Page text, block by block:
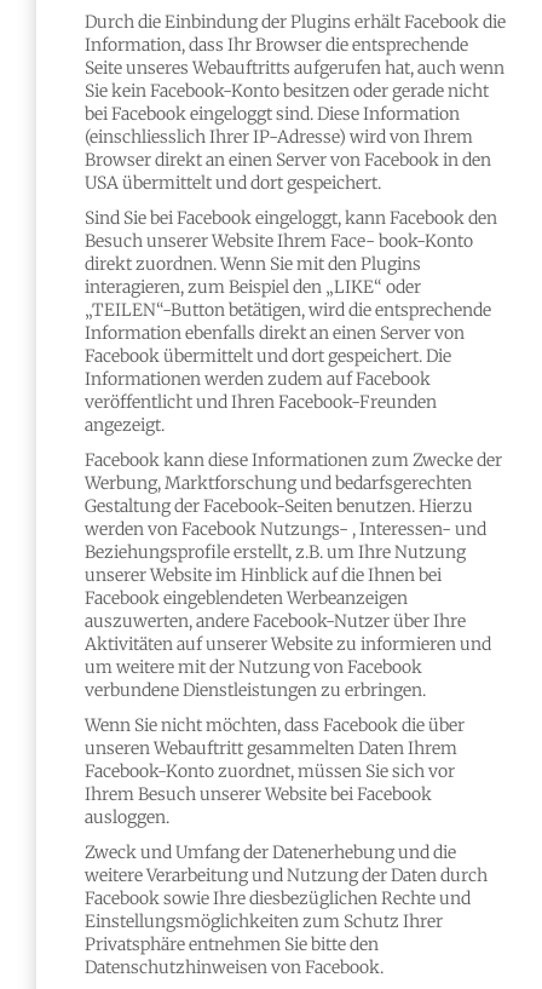
Durch die Einbindung der Plugins erhält Facebook die
Information, dass Ihr Browser die entsprechende
Seite unseres Webauftritts aufgerufen hat, auch wenn
Sie kein Facebook-Konto besitzen oder gerade nicht
bei Facebook eingeloggt sind. Diese Information
(einschliesslich Ihrer IP-Adresse) wird von Ihrem
Browser direkt an einen Server von Facebook in den
USA übermittelt und dort gespeichert.
Sind Sie bei Facebook eingeloggt, kann Facebook den
Besuch unserer Website Ihrem Face- book-Konto
direkt zuordnen. Wenn Sie mit den Plugins
interagieren, zum Beispiel den „LIKE“ oder
„TEILEN“-Button betätigen, wird die entsprechende
Information ebenfalls direkt an einen Server von
Facebook übermittelt und dort gespeichert. Die
Informationen werden zudem auf Facebook
veröffentlicht und Ihren Facebook-Freunden
angezeigt.
Facebook kann diese Informationen zum Zwecke der
Werbung, Marktforschung und bedarfsgerechten
Gestaltung der Facebook-Seiten benutzen. Hierzu
werden von Facebook Nutzungs- , Interessen- und
Beziehungsprofile erstellt, z.B. um Ihre Nutzung
unserer Website im Hinblick auf die Ihnen bei
Facebook eingeblendeten Werbeanzeigen
auszuwerten, andere Facebook-Nutzer über Ihre
Aktivitäten auf unserer Website zu informieren und
um weitere mit der Nutzung von Facebook
verbundene Dienstleistungen zu erbringen.
Wenn Sie nicht möchten, dass Facebook die über
unseren Webauftritt gesammelten Daten Ihrem
Facebook-Konto zuordnet, müssen Sie sich vor
Ihrem Besuch unserer Website bei Facebook
ausloggen.
Zweck und Umfang der Datenerhebung und die
weitere Verarbeitung und Nutzung der Daten durch
Facebook sowie Ihre diesbezüglichen Rechte und
Einstellungsmöglichkeiten zum Schutz Ihrer
Privatsphäre entnehmen Sie bitte den
Datenschutzhinweisen von Facebook.